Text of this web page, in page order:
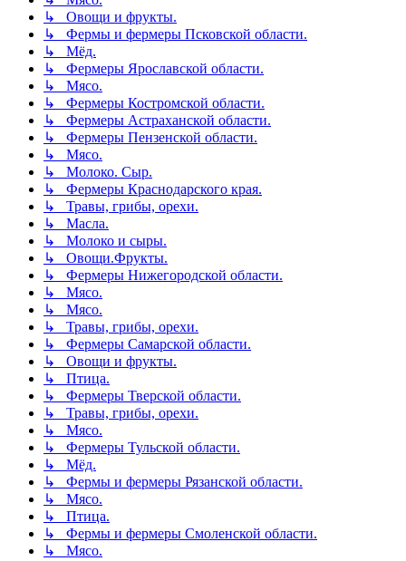
↳ Овощи и фрукты.
↳ Фермы и фермеры Псковской области.
↳ Мёд.
↳ Фермеры Ярославской области.
↳ Мясо.
↳ Фермеры Костромской области.
↳ Фермеры Астраханской области.
↳ Фермеры Пензенской области.
↳ Мясо.
↳ Молоко. Сыр.
↳ Фермеры Краснодарского края.
↳ Травы, грибы, орехи.
↳ Масла.
↳ Молоко и сыры.
↳ Овощи.Фрукты.
↳ Фермеры Нижегородской области.
↳ Мясо.
↳ Мясо.
↳ Травы, грибы, орехи.
↳ Фермеры Самарской области.
↳ Овощи и фрукты.
↳ Птица.
↳ Фермеры Тверской области.
↳ Травы, грибы, орехи.
↳ Мясо.
↳ Фермеры Тульской области.
↳ Мёд.
↳ Фермы и фермеры Рязанской области.
↳ Мясо.
↳ Птица.
↳ Фермы и фермеры Смоленской области.
↳ Мясо.